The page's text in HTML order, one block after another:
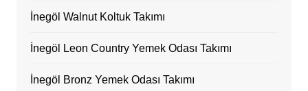
İnegöl Walnut Koltuk Takımı
İnegöl Leon Country Yemek Odası Takımı
İnegöl Bronz Yemek Odası Takımı